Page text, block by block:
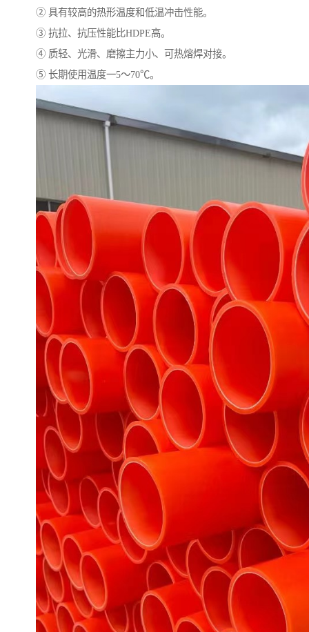
② 具有较高的热形温度和低温冲击性能。
③ 抗拉、抗压性能比HDPE高。
④ 质轻、光滑、磨擦主力小、可热熔焊对接。
⑤ 长期使用温度一5～70℃。